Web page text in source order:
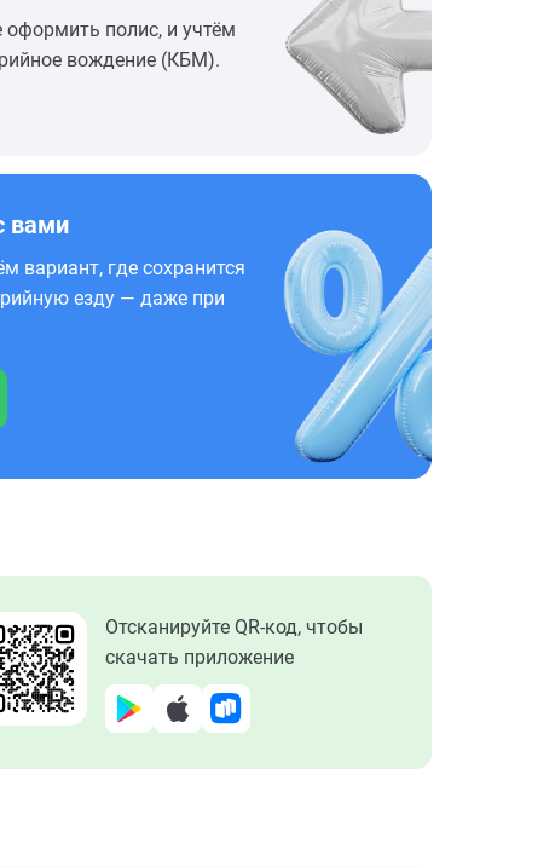
полис, и учтём
вождение (КБМ).
вами
вариант, где сохранится
езду — даже при
Отсканируйте QR-код, чтобы
скачать приложение